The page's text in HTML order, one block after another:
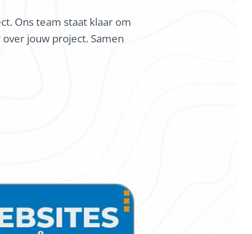
Ons team staat klaar om
jouw project. Samen